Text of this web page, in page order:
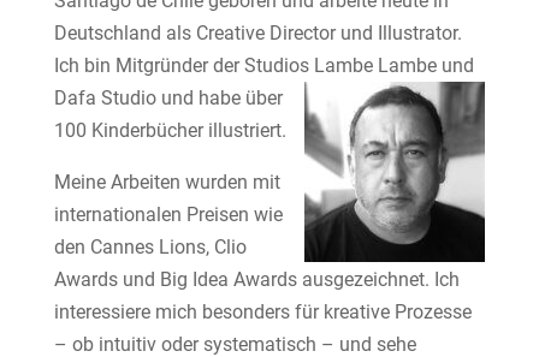
Deutschland als Creative Director und Illustrator.
Ich bin Mitgründer der Studios Lambe Lambe und
Dafa Studio und habe über
100 Kinderbücher illustriert.
Meine Arbeiten wurden mit
internationalen Preisen wie
den Cannes Lions, Clio
Awards und Big Idea Awards ausgezeichnet. Ich
interessiere mich besonders für kreative Prozesse
– ob intuitiv oder systematisch – und sehe